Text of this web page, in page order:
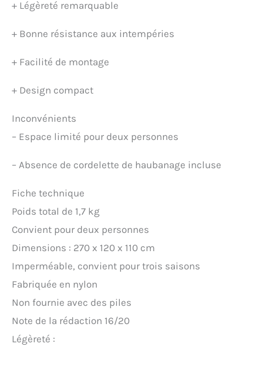
+ Légèreté remarquable
+ Bonne résistance aux intempéries
+ Facilité de montage
+ Design compact
Inconvénients
– Espace limité pour deux personnes
– Absence de cordelette de haubanage incluse
Fiche technique
Poids total de 1,7 kg
Convient pour deux personnes
Dimensions : 270 x 120 x 110 cm
Imperméable, convient pour trois saisons
Fabriquée en nylon
Non fournie avec des piles
Note de la rédaction 16/20
Légèreté :